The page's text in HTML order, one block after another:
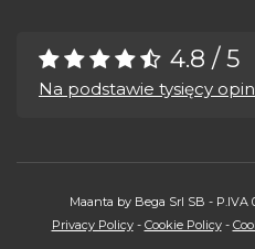
4.8 / 5
Na podstawie tysięcy
Maanta by Bega Srl SB - P.IVA
Privacy Policy- Cookie Policy-